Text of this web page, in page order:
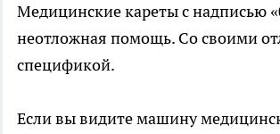
Медицинские кареты с надписью
неотложная помощь. Со своими
спецификой.
Если вы видите машину